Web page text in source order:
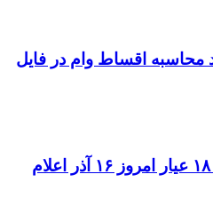
محاسبه اقساط وام در فایل
قیمت طلا ۱۸ عیار امروز ۱۶ آذر اعلام